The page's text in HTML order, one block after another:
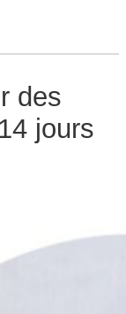
des
jours